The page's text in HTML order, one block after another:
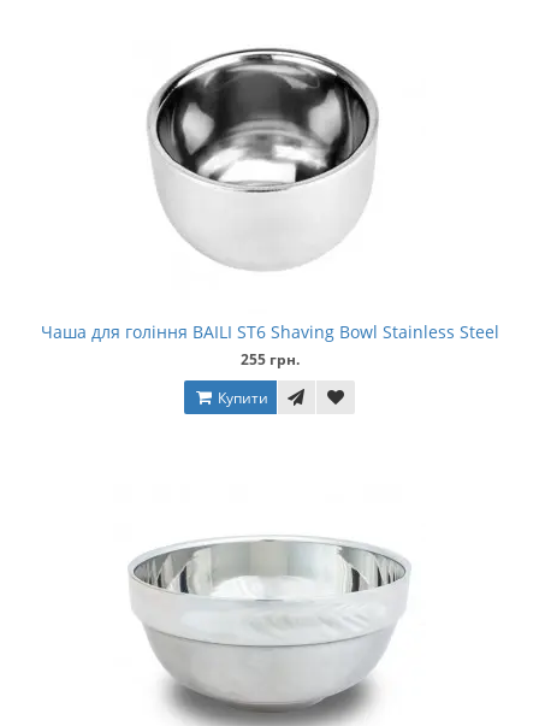
Чаша для гоління BAILI ST6 Shaving Bowl Stainless Steel
255 грн.
Купити